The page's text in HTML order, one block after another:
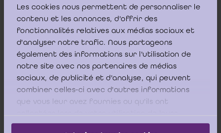
Les cookies nous permettent de personnaliser le
contenu et les annonces, d'offrir des
fonctionnalités relatives aux médias sociaux et
d'analyser notre trafic. Nous partageons
également des informations sur l'utilisation de
notre site avec nos partenaires de médias
sociaux, de publicité et d'analyse, qui peuvent
combiner celles-ci avec d'autres informations
que vous leur avez fournies ou qu'ils ont
services.
La réglementation actuelle impose qu’un Conseil
d’entreprise soit institué dans toutes les entreprises
occupant habituellement au moins 100 travailleurs.
La loi ou la convention collective n’ont donc pas prévu que
l’information économique et financière qui sera
communiquée au CPPT ou à la délégation syndicale dans
les entreprises comptant moins de 100 travailleurs, doit